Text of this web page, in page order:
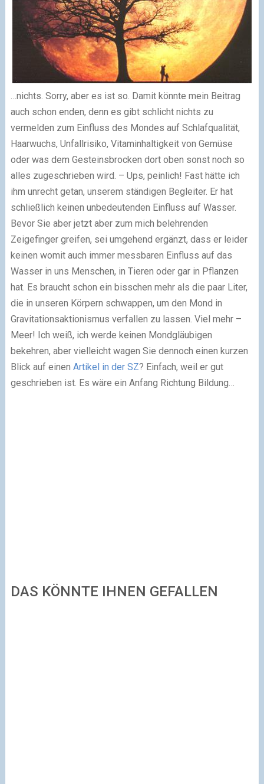
…nichts. Sorry, aber es ist so. Damit könnte mein Beitrag
auch schon enden, denn es gibt schlicht nichts zu
vermelden zum Einfluss des Mondes auf Schlafqualität,
Haarwuchs, Unfallrisiko, Vitaminhaltigkeit von Gemüse
oder was dem Gesteinsbrocken dort oben sonst noch so
alles zugeschrieben wird. – Ups, peinlich! Fast hätte ich
ihm unrecht getan, unserem ständigen Begleiter. Er hat
schließlich keinen unbedeutenden Einfluss auf Wasser.
Bevor Sie aber jetzt aber zum mich belehrenden
Zeigefinger greifen, sei umgehend ergänzt, dass er leider
keinen womit auch immer messbaren Einfluss auf das
Wasser in uns Menschen, in Tieren oder gar in Pflanzen
hat. Es braucht schon ein bisschen mehr als die paar Liter,
die in unseren Körpern schwappen, um den Mond in
Gravitationsaktionismus verfallen zu lassen. Viel mehr –
Meer! Ich weiß, ich werde keinen Mondgläubigen
bekehren, aber vielleicht wagen Sie dennoch einen kurzen
Blick auf einen Artikel in der SZ? Einfach, weil er gut
geschrieben ist. Es wäre ein Anfang Richtung Bildung…
DAS KÖNNTE IHNEN GEFALLEN